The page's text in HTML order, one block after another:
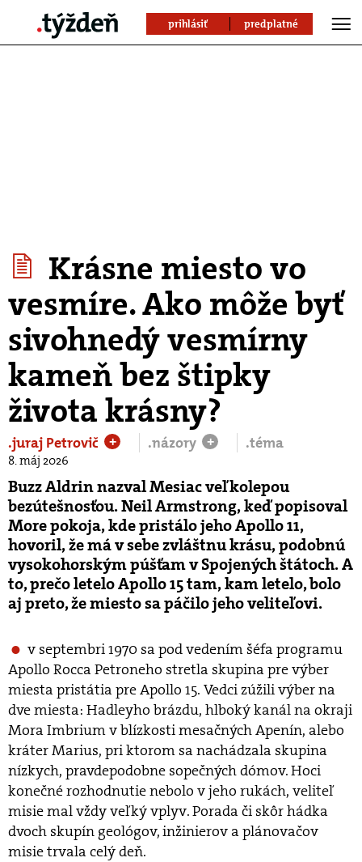
prihlásiť predplatné
Krásne miesto vo
vesmíre. Ako môže byť
sivohnedý vesmírny
kameň bez štipky
života krásny?
.juraj Petrovič + .názory + .téma
8. máj 2026
Buzz Aldrin nazval Mesiac veľkolepou
bezútešnosťou. Neil Armstrong, keď popisoval
More pokoja, kde pristálo jeho Apollo 11,
hovoril, že má v sebe zvláštnu krásu, podobnú
vysokohorským púšťam v Spojených štátoch. A
to, prečo letelo Apollo 15 tam, kam letelo, bolo
aj preto, že miesto sa páčilo jeho veliteľovi.
v septembri 1970 sa pod vedením šéfa programu
Apollo Rocca Petroneho stretla skupina pre výber
miesta pristátia pre Apollo 15. Vedci zúžili výber na
dve miesta: Hadleyho brázdu, hlboký kanál na okraji
Mora Imbrium v blízkosti mesačných Apenín, alebo
kráter Marius, pri ktorom sa nachádzala skupina
nízkych, pravdepodobne sopečných dómov. Hoci
konečné rozhodnutie nebolo v jeho rukách, veliteľ
misie mal vždy veľký vplyv. Porada či skôr hádka
dvoch skupín geológov, inžinierov a plánovačov
misie trvala celý deň.